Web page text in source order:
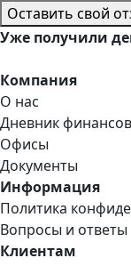
Оставить свой
Уже получили
Компания
О нас
Дневник финансов
Офисы
Документы
Информация
Политика
Вопросы и ответы
Клиентам